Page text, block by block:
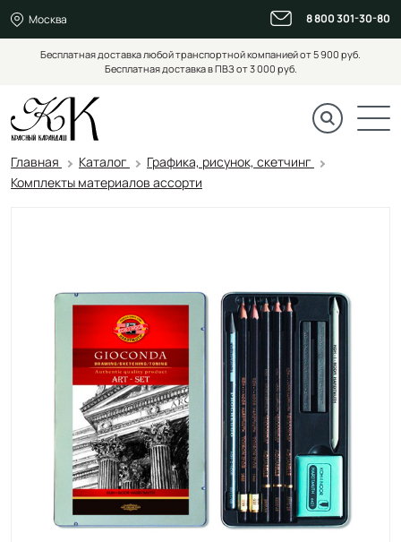
Москва 8 800 301-30-80
Бесплатная доставка любой транспортной компанией от 5 900 руб.
Бесплатная доставка в ПВЗ от 3 000 руб.
Главная Каталог
Графика, рисунок, скетчинг
Комплекты материалов ассорти